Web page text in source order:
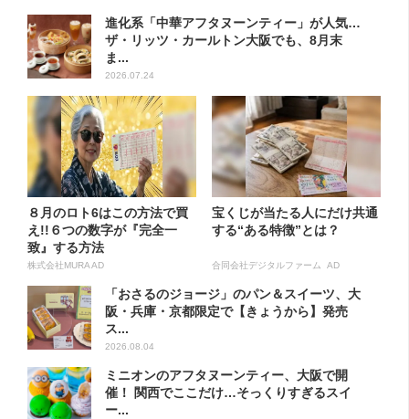
進化系「中華アフタヌーンティー」が人気…
ザ・リッツ・カールトン大阪でも、8月末
ま...
2026.07.24
８月のロト6はこの方法で買
え!!６つの数字が『完全一
致』する方法
株式会社MURA AD
宝くじが当たる人にだけ共通
する“ある特徴”とは？
合同会社デジタルファーム AD
「おさるのジョージ」のパン＆スイーツ、大
阪・兵庫・京都限定で【きょうから】発売
ス...
2026.08.04
ミニオンのアフタヌーンティー、大阪で開
催！ 関西でここだけ…そっくりすぎるスイ
ー...